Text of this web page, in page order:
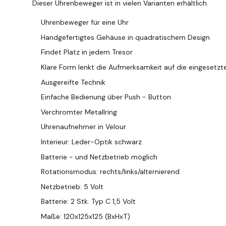
Dieser Uhrenbeweger ist in vielen Varianten erhältlich.
Uhrenbeweger für eine Uhr
Handgefertigtes Gehäuse in quadratischem Design
Findet Platz in jedem Tresor
Klare Form lenkt die Aufmerksamkeit auf die
Ausgereifte Technik
Einfache Bedienung über Push - Button
Verchromter Metallring
Uhrenaufnehmer in Velour
Interieur: Leder-Optik schwarz
Batterie - und Netzbetrieb möglich
Rotationsmodus: rechts/links/alternierend
Netzbetrieb: 5 Volt
Batterie: 2 Stk. Typ C 1,5 Volt
Maße: 120x125x125 (BxHxT)